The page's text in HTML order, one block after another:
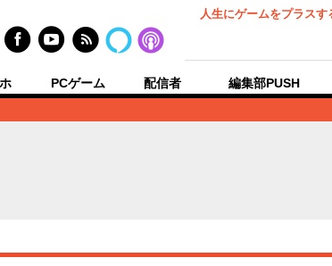
人生にゲームをプラスす
PCゲーム 配信者 編集部PUSH